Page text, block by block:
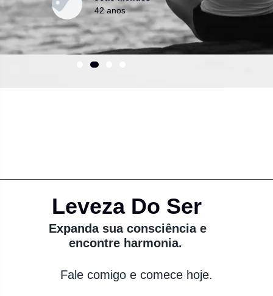
42 anos
Leveza Do Ser
Expanda sua consciência e
encontre harmonia.
Fale comigo e comece hoje.